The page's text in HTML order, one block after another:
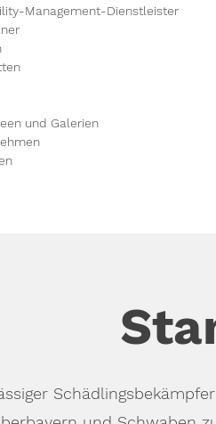
Management-Dienstleister
und Galerien